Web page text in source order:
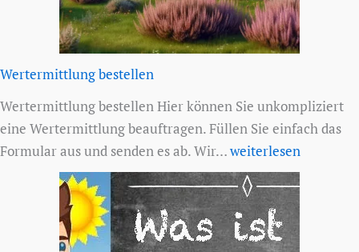
Wertermittlung bestellen
Wertermittlung bestellen Hier können Sie unkompliziert
eine Wertermittlung beauftragen. Füllen Sie einfach das
Formular aus und senden es ab. Wir…Wertermittlung
bestellen
weiterlesen